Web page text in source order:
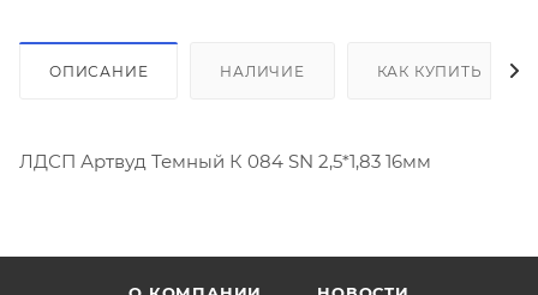
ОПИСАНИЕ НАЛИЧИЕ КАК КУПИТЬ
ЛДСП Артвуд Темный К 084 SN 2,5*1,83 16мм